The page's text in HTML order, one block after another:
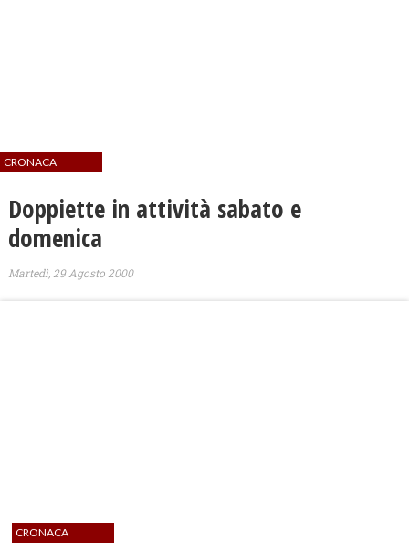
CRONACA
Doppiette in attività sabato e
domenica
Martedì, 29 Agosto 2000
CRONACA